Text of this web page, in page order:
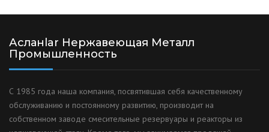
Асланlar Нержавеющая Металл
Промышленность
С 1985 года наша компания, посвятившая себя качественному
обслуживанию и постоянному развитию, производит на
собственном заводе смесительные резервуары и реакторы из